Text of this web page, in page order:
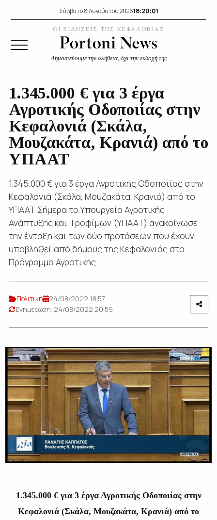
Σάββατο 8 Αυγούστου 202618:20:02
ΟΙ ΕΙΔΗΣΕΙΣ ΤΗΣ ΚΕΦΑΛΟΝΙΑΣ
Δημοσιεύουμε την αλήθεια, όχι την εκδοχή της
1.345.000 € για 3 έργα
Αγροτικής Οδοποιίας στην
Κεφαλονιά (Σκάλα,
Μουζακάτα, Κρανιά) από το
ΥΠΑΑΤ
1.345.000 € για 3 έργα Αγροτικής Οδοποιίας στην
Κεφαλονιά (Σκάλα, Μουζακάτα, Κρανιά) από το
ΥΠΑΑΤ Σήμερα το Υπουργείο Αγροτικής
Ανάπτυξης και Τροφίμων (ΥΠΑΑΤ) ανακοίνωσε
την ένταξη και των δύο προτάσεων που έχουν
υποβληθεί από δήμους της Κεφαλονιάς στο
Πρόγραμμα Αγροτικής...
Πολιτική
24/08/2022 18:57
Ενημέρωση: 24/08/2022 20:59
1.345.000 € για 3 έργα Αγροτικής Οδοποιίας στην
Κεφαλονιά (Σκάλα, Μουζακάτα, Κρανιά) από το